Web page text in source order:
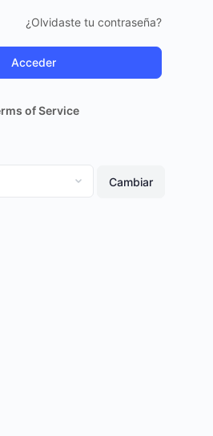
¿Olvidaste tu contraseña?
of Service